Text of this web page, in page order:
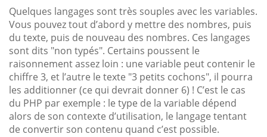
Quelques langages sont très souples avec les variables.
Vous pouvez tout d’abord y mettre des nombres, puis
du texte, puis de nouveau des nombres. Ces langages
sont dits "non typés". Certains poussent le
raisonnement assez loin : une variable peut contenir le
chiffre 3, et l’autre le texte "3 petits cochons", il pourra
les additionner (ce qui devrait donner 6) ! C’est le cas
du PHP par exemple : le type de la variable dépend
alors de son contexte d’utilisation, le langage tentant
de convertir son contenu quand c’est possible.